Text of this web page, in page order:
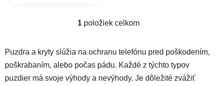
Ovládacie prvky výpisu
1 položiek celkom
Puzdra a kryty slúžia na ochranu telefónu pred poškodením,
poškrabaním, alebo počas pádu. Každé z týchto typov
puzdier má svoje výhody a nevýhody. Je dôležité zvážiť